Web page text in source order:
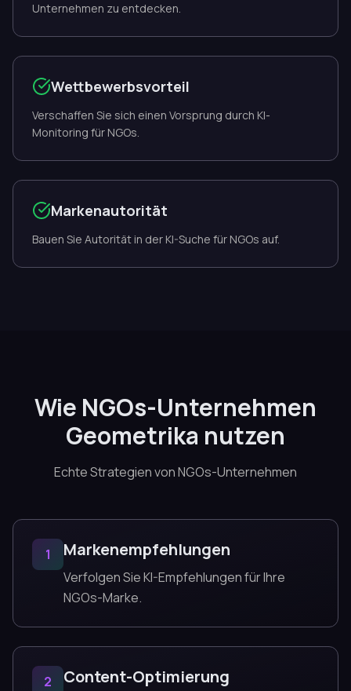
Unternehmen zu entdecken.
Wettbewerbsvorteil
Verschaffen Sie sich einen Vorsprung durch KI-
Monitoring für NGOs.
Markenautorität
Bauen Sie Autorität in der KI-Suche für NGOs auf.
Wie NGOs-Unternehmen
Geometrika nutzen
Echte Strategien von NGOs-Unternehmen
1 Markenempfehlungen
Verfolgen Sie KI-Empfehlungen für Ihre
NGOs-Marke.
2 Content-Optimierung